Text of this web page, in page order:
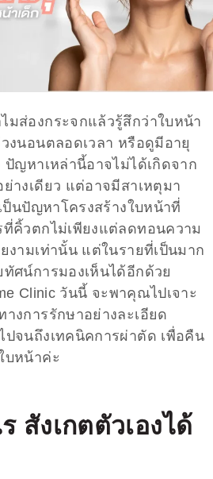
มส่องกระจกแล้วรู้สึกว่าใบหน้า
งนอนตลอดเวลา หรือดูมีอายุ
ปัญหาเหล่านี้อาจไม่ได้เกิดจาก
างเดียว แต่อาจมีสาเหตุมา
ป็นปัญหาโครงสร้างใบหน้าที่
คิ้วตกไม่เพียงแต่ลดทอนความ
งามเท่านั้น แต่ในรายที่เป็นมาก
ศน์การมองเห็นได้อีกด้วย
Clinic วันนี้ จะพาคุณไปเจาะ
งการรักษาอย่างละเอียด
ปจนถึงเทคนิคการผ่าตัด เพื่อคืน
บหน้าค่ะ
สังเกตตัวเองได้